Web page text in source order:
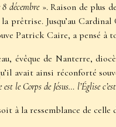
décembre». Raison de plus
prêtrise. Jusqu’au
Patrick Caire, a pensé à
évêque de Nanterre,
avait ainsi réconforté
le Corps de Jésus… l’Église
à la ressemblance de celle